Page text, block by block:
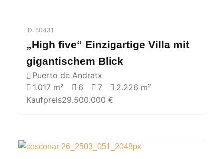
ID: 50431
„High five“ Einzigartige Villa mit
gigantischem Blick
Puerto de Andratx
1.017 m²
6 7
2.226 m²
Kaufpreis29.500.000 €